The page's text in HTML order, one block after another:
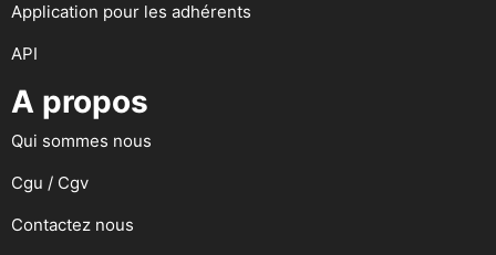
Application pour les adhérents
API
A propos
Qui sommes nous
Cgu / Cgv
Contactez nous